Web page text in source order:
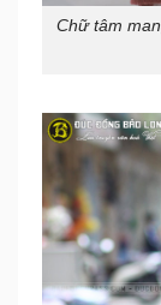
Chữ tâm